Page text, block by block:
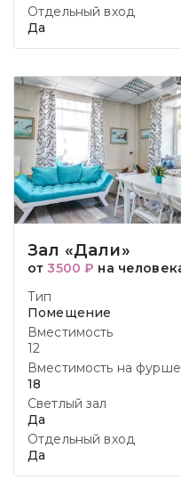
Отдельный вход
Да
Зал «Дали»
от3500 ₽ на
Тип
Помещение
Вместимость
12
Вместимость на
18
Светлый зал
Да
Отдельный вход
Да